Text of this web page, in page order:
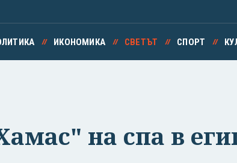
ИКОНОМИКА СВЕТЪТ СПОРТ
на спа в